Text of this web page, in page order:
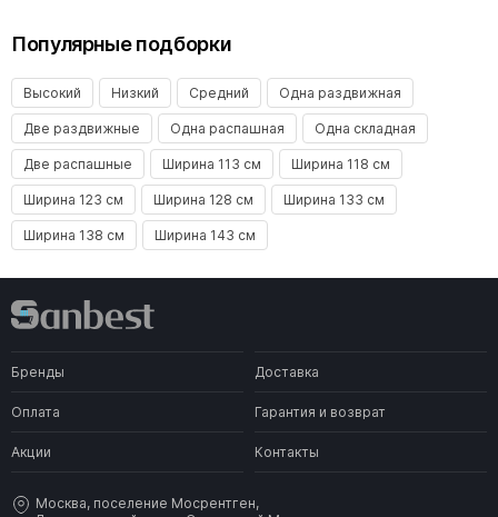
Популярные подборки
Высокий Низкий Средний Одна раздвижная
Две раздвижные Одна распашная Одна складная
Две распашные Ширина 113 см Ширина 118 см
Ширина 123 см Ширина 128 см Ширина 133 см
Ширина 138 см Ширина 143 см
Бренды Доставка
Оплата Гарантия и возврат
Акции Контакты
Москва, поселение Мосрентген,